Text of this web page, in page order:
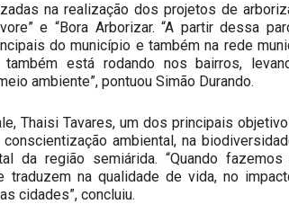
na realização dos projetos de
e “Bora Arborizar. “A partir dessa
do município e também na rede
está rodando nos bairros,
ambiente”, pontuou Simão Durando.
Thaisi Tavares, um dos principais
ambiental, na
da região semiárida. “Quando fazemos
na qualidade de vida, no
cidades”, concluiu.